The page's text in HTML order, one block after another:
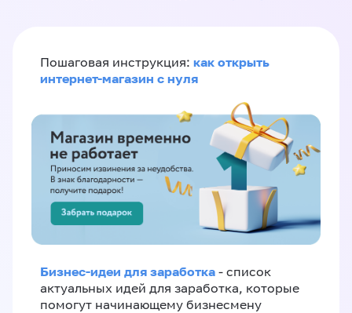
Пошаговая инструкция: как открыть
интернет-магазин с нуля
Бизнес-идеи для заработка - список
актуальных идей для заработка, которые
помогут начинающему бизнесмену